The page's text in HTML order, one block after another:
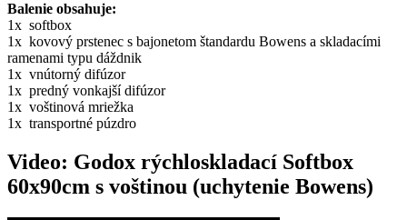
Balenie obsahuje:
1x softbox
1x kovový prstenec s bajonetom štandardu Bowens a skladacími
ramenami typu dáždnik
1x vnútorný difúzor
1x predný vonkajší difúzor
1x voštinová mriežka
1x transportné púzdro
Video: Godox rýchloskladací Softbox
60x90cm s voštinou (uchytenie Bowens)